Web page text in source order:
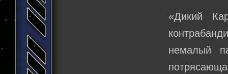
«Дикий
немалый